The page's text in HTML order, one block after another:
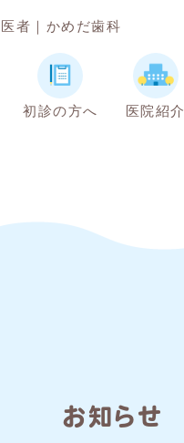
者｜かめだ歯科
初診の方へ 医院紹介
お知らせ